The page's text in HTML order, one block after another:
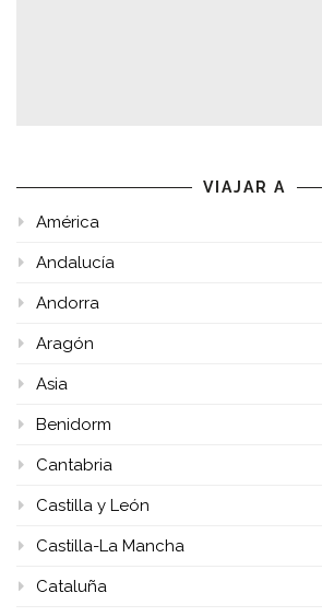
VIAJAR A
América
Andalucía
Andorra
Aragón
Asia
Benidorm
Cantabria
Castilla y León
Castilla-La Mancha
Cataluña